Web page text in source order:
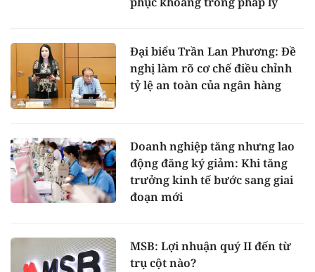
Đại biểu Trần Lan Phương: Đề
nghị làm rõ cơ chế điều chỉnh
tỷ lệ an toàn của ngân hàng
Doanh nghiệp tăng nhưng lao
động đăng ký giảm: Khi tăng
trưởng kinh tế bước sang giai
đoạn mới
MSB: Lợi nhuận quý II đến từ
trụ cột nào?